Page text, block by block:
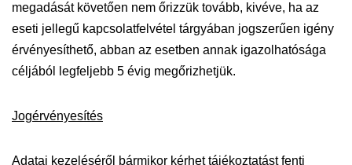
megadását követően nem őrizzük tovább, kivéve, ha az
eseti jellegű kapcsolatfelvétel tárgyában jogszerűen igény
érvényesíthető, abban az esetben annak igazolhatósága
céljából legfeljebb 5 évig megőrizhetjük.
Jogérvényesítés
Adatai kezeléséről bármikor kérhet tájékoztatást fenti